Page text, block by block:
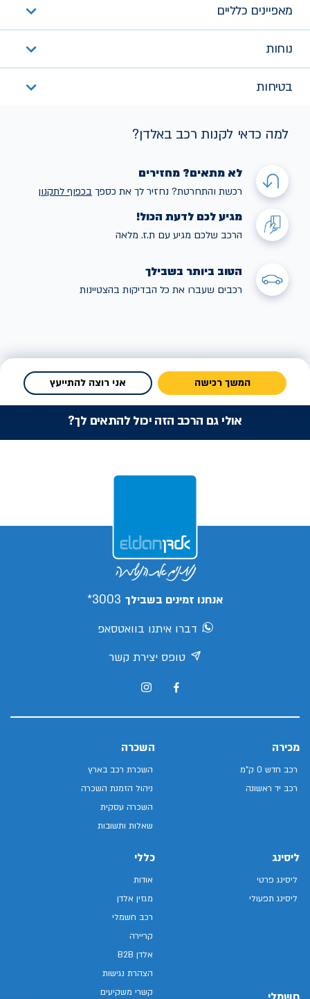
מאפיינים כלליים
נוחות
בטיחות
למה כדאי לקנות רכב באלדן?
לא מתאים? מחזירים
רכשת והתחרטת? נחזיר לך את כספך בכפוף לתקנון
מגיע לכם לדעת הכול!
הרכב שלכם מגיע עם ת.ז. מלאה
הטוב ביותר בשבילך
רכבים שעברו את כל הבדיקות בהצטיינות
המשך רכישה אני רוצה להתייעץ
אולי גם הרכב הזה יכול להתאים לך?
אנחנו זמינים בשבילך 3003*
דברו איתנו בוואטסאפ
טופס יצירת קשר
מכירה
רכב חדש 0 ק"מ
רכב יד ראשונה
השכרה
השכרת רכב בארץ
ניהול הזמנת השכרה
השכרה עסקית
שאלות ותשובות
ליסינג
ליסינג פרטי
ליסינג תפעולי
כללי
אודות
מגזין אלדן
רכב חשמלי
קריירה
אלדן B2B
הצהרת נגישות
קשרי משקיעים